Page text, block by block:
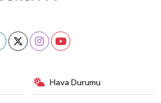
Hava Durumu